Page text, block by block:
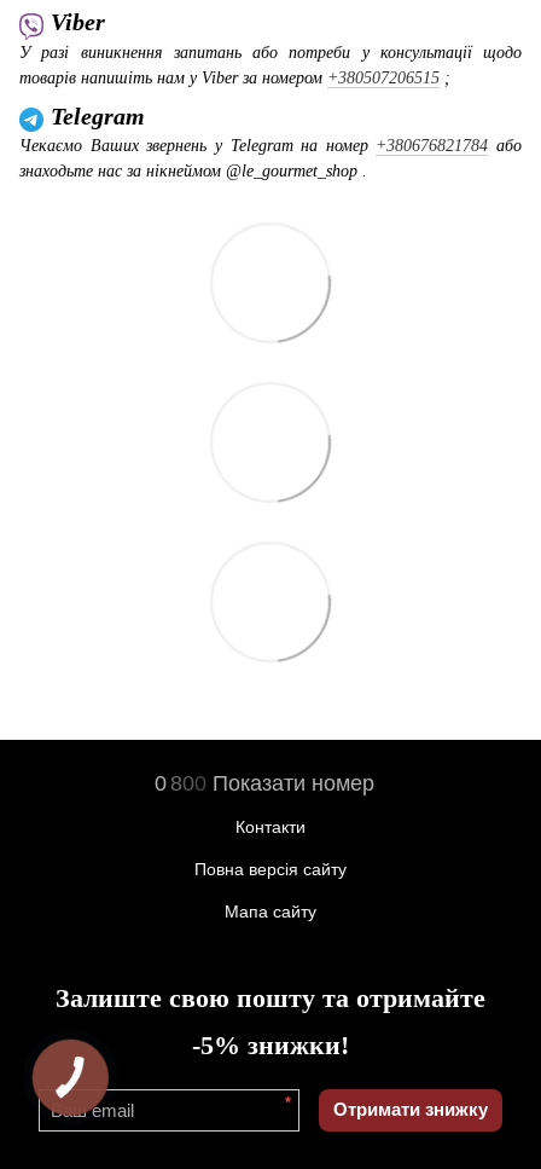
Viber
У разі виникнення запитань або потреби у консультації щодо
товарів напишіть нам у Viber за номером +380507206515 ;
Telegram
Чекаємо Ваших звернень у Telegram на номер +380676821784 або
знаходьте нас за нікнеймом @le_gourmet_shop .
0 800 Показати номер
Контакти
Повна версія сайту
Мапа сайту
Залиште свою пошту та отримайте
-5% знижки!
* Отримати знижку